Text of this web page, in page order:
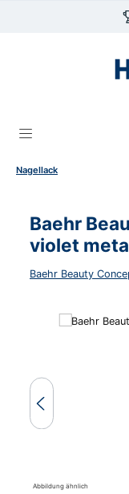
Zum Hauptinhalt springen
Nagellack
Baehr
violet
Baehr Beauty
Bildergalerie
Abbildung ähnlich